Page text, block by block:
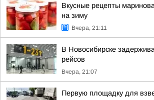
Вкусные рецепты
на зиму
Вчера, 21:11
В Новосибирске
рейсов
Вчера, 21:07
Первую площадку для